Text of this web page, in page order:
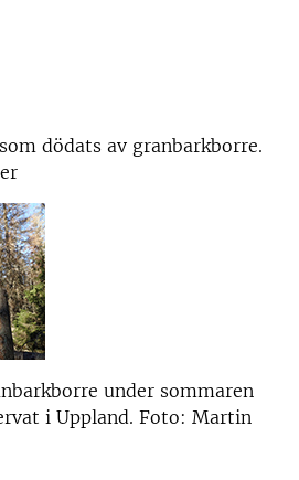
dödats av granbarkborre.
under sommaren
i Uppland. Foto: Martin